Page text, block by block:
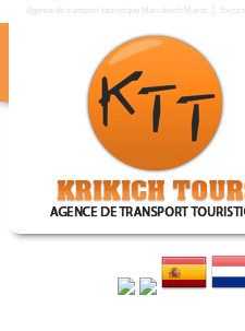
Agence de transport touristique Marrakech Maroc
KRIKICH
Agence de